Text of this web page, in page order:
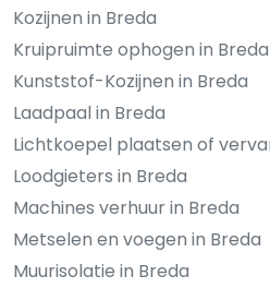
Kozijnen in Breda
Kruipruimte ophogen in Breda
Kunststof-Kozijnen in Breda
Laadpaal in Breda
Lichtkoepel plaatsen of
Loodgieters in Breda
Machines verhuur in Breda
Metselen en voegen in Breda
Muurisolatie in Breda